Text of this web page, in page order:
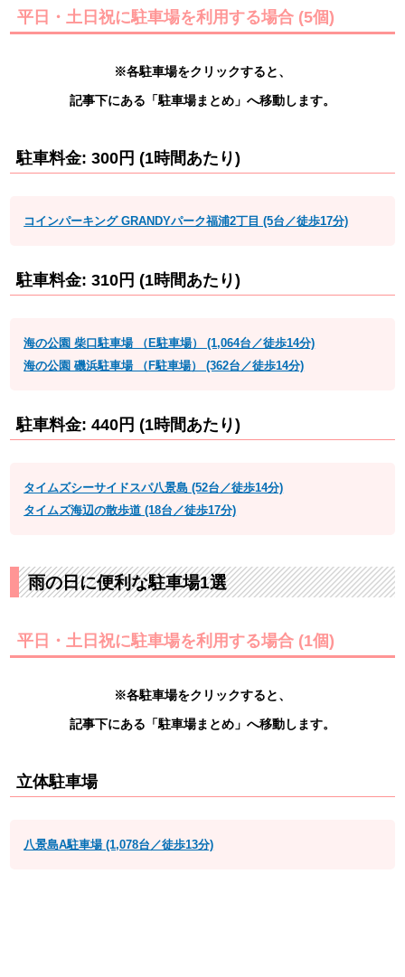
平日・土日祝に駐車場を利用する場合 (5個)
※各駐車場をクリックすると、
記事下にある「駐車場まとめ」へ移動します。
駐車料金: 300円 (1時間あたり)
コインパーキング GRANDYパーク福浦2丁目 (5台／徒歩17分)
駐車料金: 310円 (1時間あたり)
海の公園 柴口駐車場 （E駐車場） (1,064台／徒歩14分)
海の公園 磯浜駐車場 （F駐車場） (362台／徒歩14分)
駐車料金: 440円 (1時間あたり)
タイムズシーサイドスパ八景島 (52台／徒歩14分)
タイムズ海辺の散歩道 (18台／徒歩17分)
雨の日に便利な駐車場1選
平日・土日祝に駐車場を利用する場合 (1個)
※各駐車場をクリックすると、
記事下にある「駐車場まとめ」へ移動します。
立体駐車場
八景島A駐車場 (1,078台／徒歩13分)